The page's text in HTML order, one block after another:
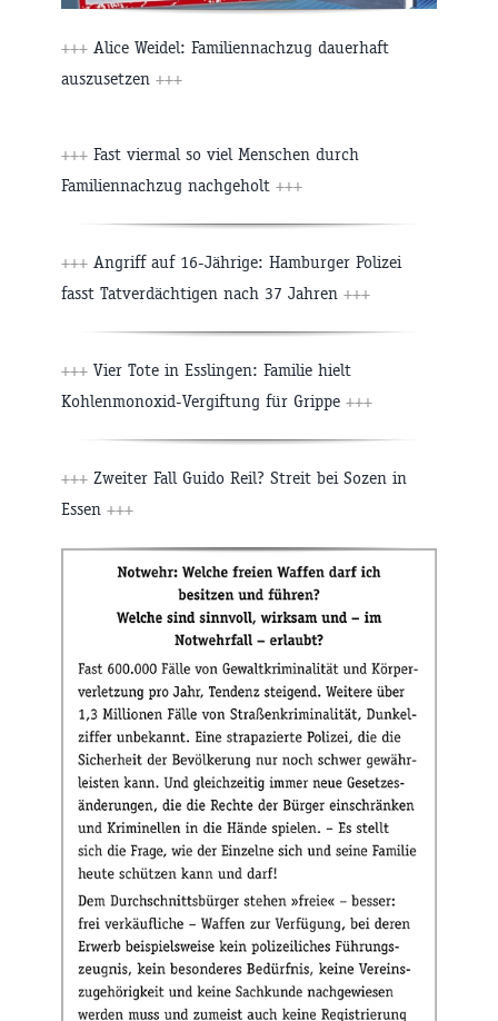
+++ Alice Weidel: Familiennachzug dauerhaft
auszusetzen +++
+++ Fast viermal so viel Menschen durch
Familiennachzug nachgeholt +++
+++ Angriff auf 16-Jährige: Hamburger Polizei
fasst Tatverdächtigen nach 37 Jahren +++
+++ Vier Tote in Esslingen: Familie hielt
Kohlenmonoxid-Vergiftung für Grippe +++
+++ Zweiter Fall Guido Reil? Streit bei Sozen in
Essen +++